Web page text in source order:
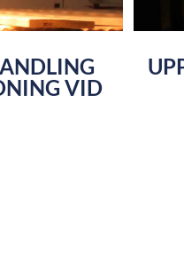
VID